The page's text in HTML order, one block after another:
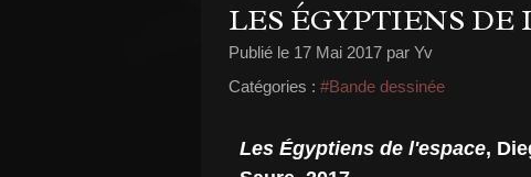
LES ÉGYPTIENS DE
Publié le 17 Mai 2017 par Yv
Catégories : #Bande dessinée
Les Égyptiens de l'espace,